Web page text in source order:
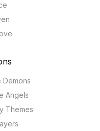
Demons
Angels
Themes